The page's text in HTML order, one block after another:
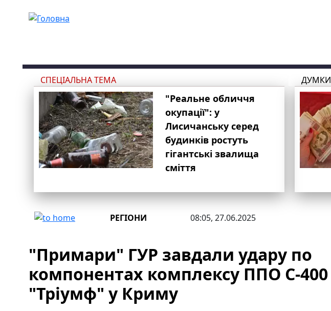
СПЕЦІАЛЬНА ТЕМА
"Реальне обличчя
окупації": у
Лисичанську серед
будинків ростуть
гігантські звалища
сміття
ДУМКИ
РЕГІОНИ 08:05, 27.06.2025
"Примари" ГУР завдали удару по
компонентах комплексу ППО С-400
"Тріумф" у Криму